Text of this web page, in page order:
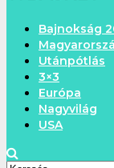
Bajnokság
Utánpótlás
3×3
Európa
Nagyvilág
USA